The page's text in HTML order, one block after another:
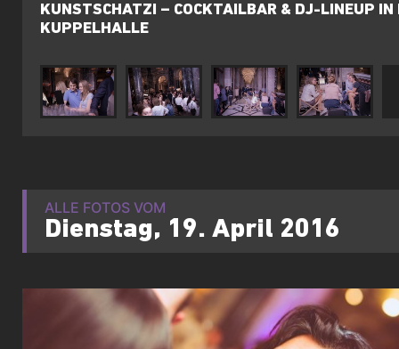
KUNSTSCHATZI – COCKTAILBAR & DJ-LINEUP IN
KUPPELHALLE
ALLE FOTOS VOM
Dienstag, 19. April 2016